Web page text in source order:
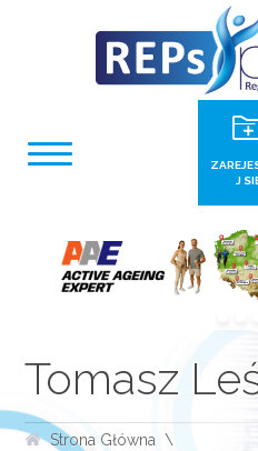
J
Tomasz
Strona Główna